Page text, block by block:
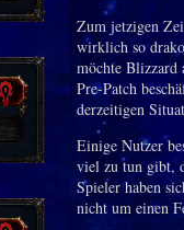
Zum jetzigen
wirklich so
möchte Blizzard
Pre-Patch
derzeitigen
Einige Nutzer
viel zu tun gibt,
Spieler haben
nicht um einen